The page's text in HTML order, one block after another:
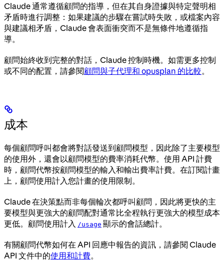
Claude 通常遵循顧問的指導，但在其自身證據與特定聲明相
矛盾時進行調整：如果建議的步驟在嘗試時失敗，或檔案內容
與建議相矛盾，Claude 會表面衝突而不是無條件地遵循指
導。
顧問始終收到完整的對話，Claude 控制時機。如需更多控制
或不同的配置，請參閱顧問與子代理和 opusplan 的比較。
成本
每個顧問呼叫都會將對話發送到顧問模型，因此除了主要模型
的使用外，還會以顧問模型的費率消耗代幣。使用 API 計費
時，顧問代幣按顧問模型的輸入和輸出費率計費。在訂閱計畫
上，顧問使用計入您計畫的使用限制。
Claude 在決策點而非每個輪次都呼叫顧問，因此將更快的主
要模型與更強大的顧問配對通常比全程執行更強大的模型成本
更低。顧問使用計入 /usage 顯示的會話總計。
有關顧問代幣如何在 API 回應中報告的資訊，請參閱 Claude
API 文件中的使用和計費。